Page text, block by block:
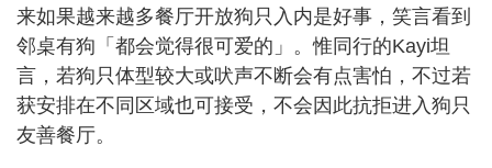
来如果越来越多餐厅开放狗只入内是好事，笑言看到
邻桌有狗「都会觉得很可爱的」。惟同行的Kayi坦
言，若狗只体型较大或吠声不断会有点害怕，不过若
获安排在不同区域也可接受，不会因此抗拒进入狗只
友善餐厅。